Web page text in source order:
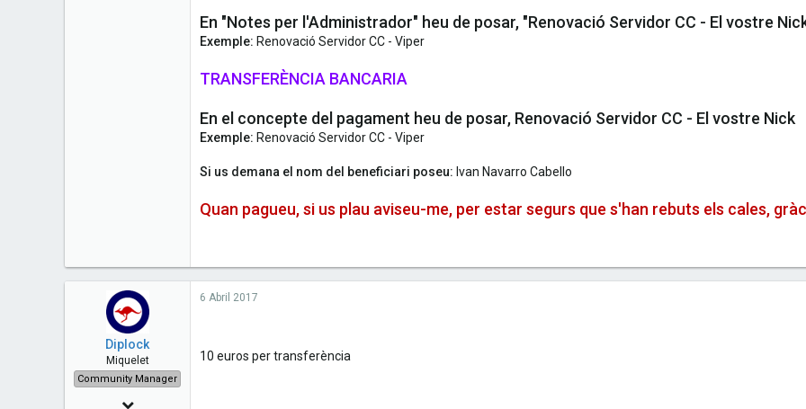
En "Notes per l'Administrador" heu de posar, "Renovació Servidor CC - El vostre
Exemple: Renovació Servidor CC - Viper
TRANSFERÈNCIA BANCARIA
En el concepte del pagament heu de posar, Renovació Servidor CC - El vostre Nick
Exemple: Renovació Servidor CC - Viper
Si us demana el nom del beneficiari poseu: Ivan Navarro Cabello
Quan pagueu, si us plau aviseu-me, per estar segurs que s'han rebuts els cales,
Diplock
Miquelet
Community Manager
23 Juliol 2012
6 Abril 2017
10 euros per transferència